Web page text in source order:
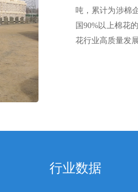
吨，累计为涉棉
国90%以上棉花
花行业高质量发
商品棉交易
行业数据